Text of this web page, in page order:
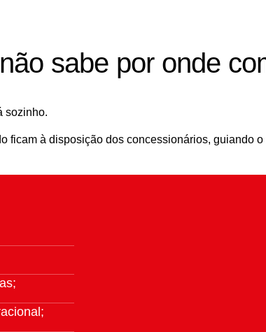
sabe por onde
sozinho.
ficam à disposição dos concessionários, guiando